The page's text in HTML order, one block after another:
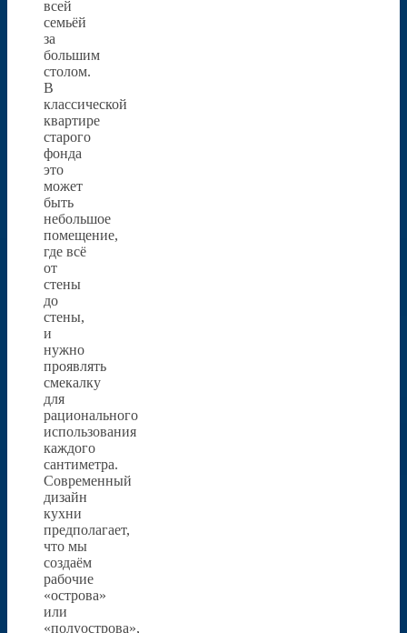
всей
семьёй
за
большим
столом.
В
классической
квартире
старого
фонда
это
может
быть
небольшое
помещение,
где всё
от
стены
до
стены,
и
нужно
проявлять
смекалку
для
рационального
использования
каждого
сантиметра.
Современный
дизайн
кухни
предполагает,
что мы
создаём
рабочие
«острова»
или
«полуострова»,